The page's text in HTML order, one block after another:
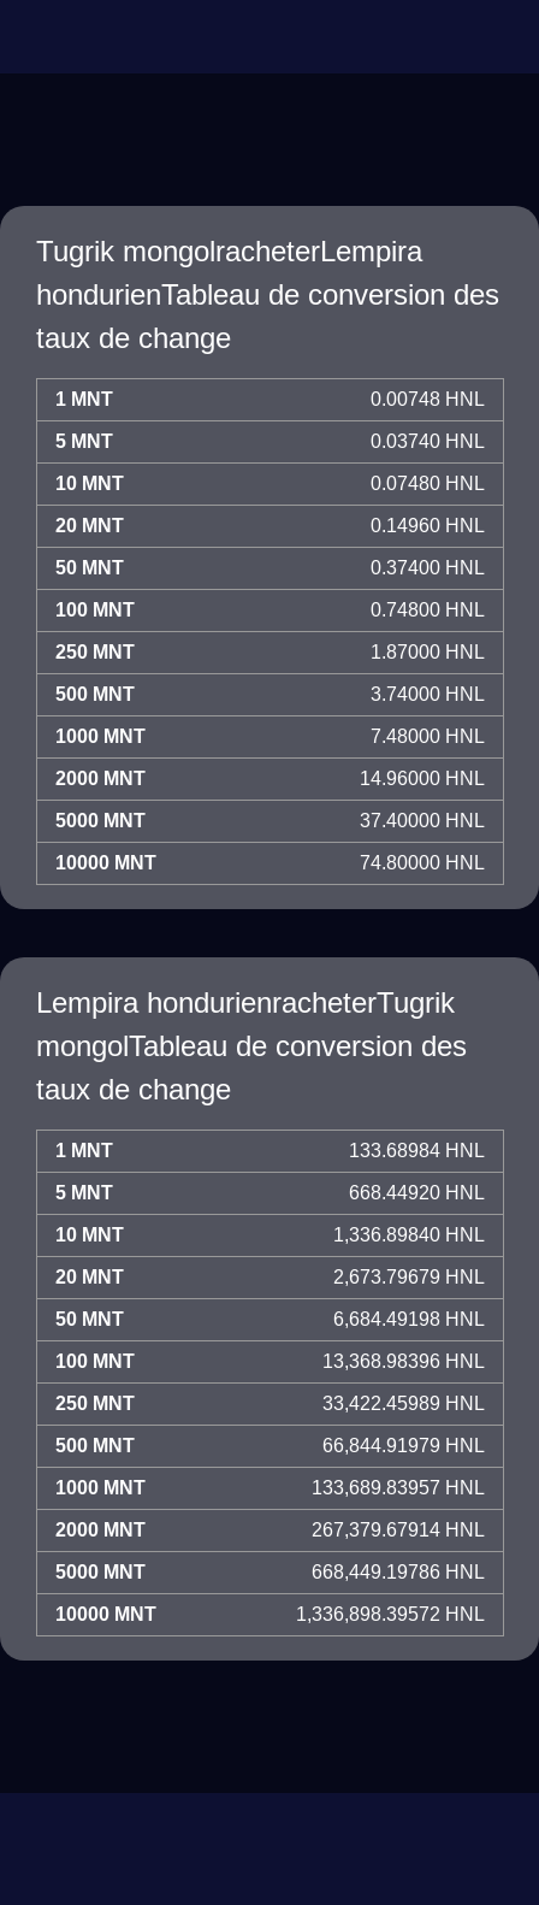
Tugrik mongolracheterLempira
hondurienTableau de conversion des
taux de change
1 MNT 0.00748 HNL
5 MNT 0.03740 HNL
10 MNT 0.07480 HNL
20 MNT 0.14960 HNL
50 MNT 0.37400 HNL
100 MNT 0.74800 HNL
250 MNT 1.87000 HNL
500 MNT 3.74000 HNL
1000 MNT 7.48000 HNL
2000 MNT 14.96000 HNL
5000 MNT 37.40000 HNL
10000 MNT 74.80000 HNL
Lempira hondurienracheterTugrik
mongolTableau de conversion des
taux de change
1 MNT 133.68984 HNL
5 MNT 668.44920 HNL
10 MNT 1,336.89840 HNL
20 MNT 2,673.79679 HNL
50 MNT 6,684.49198 HNL
100 MNT 13,368.98396 HNL
250 MNT 33,422.45989 HNL
500 MNT 66,844.91979 HNL
1000 MNT 133,689.83957 HNL
2000 MNT 267,379.67914 HNL
5000 MNT 668,449.19786 HNL
10000 MNT 1,336,898.39572 HNL